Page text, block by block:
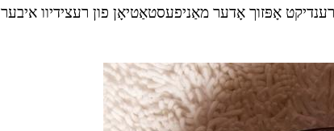
אָפּזוך אָדער מאַניפעסטאַטיאָן פון רעצידיוו איבער